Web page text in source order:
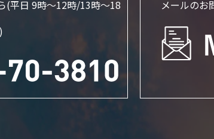
(平日 9時～12時/13時〜18
メールのお